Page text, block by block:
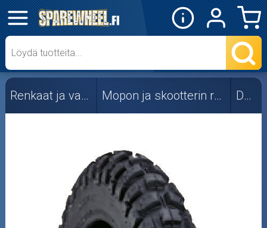
✕
Mopon osat
Skootterin osat
Crossipyörän osat
Moottorikelkan osat
Mopoauton osat
Renkaat ja vanteet Mopon ja skootterin renkaat Duro